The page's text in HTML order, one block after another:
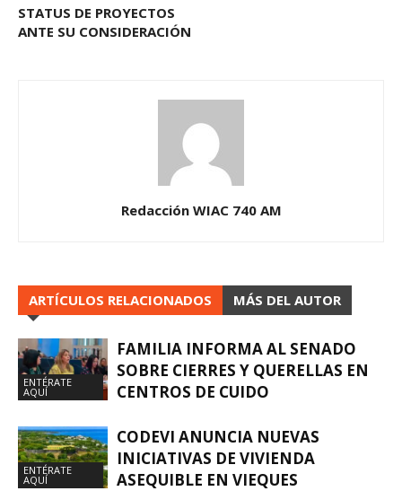
STATUS DE PROYECTOS
ANTE SU CONSIDERACIÓN
Redacción WIAC 740 AM
ARTÍCULOS RELACIONADOS MÁS DEL AUTOR
ENTÉRATE
AQUÍ
FAMILIA INFORMA AL SENADO
SOBRE CIERRES Y QUERELLAS EN
CENTROS DE CUIDO
ENTÉRATE
AQUÍ
CODEVI ANUNCIA NUEVAS
INICIATIVAS DE VIVIENDA
ASEQUIBLE EN VIEQUES